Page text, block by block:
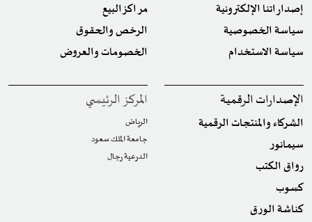
إصداراتنا الإلكترونية
سياسة الخصوصية
سياسة الاستخدام
مراكز البيع
الرخص والحقوق
الخصومات والعروض
الإصدارات الرقمية
الشركاء والمنتجات الرقمية
سيمانور
رواق الكتب
كسوب
كناشة الورق
المركز الرئيسي
الرياض
جامعة الملك سعود
الدرعية رجال